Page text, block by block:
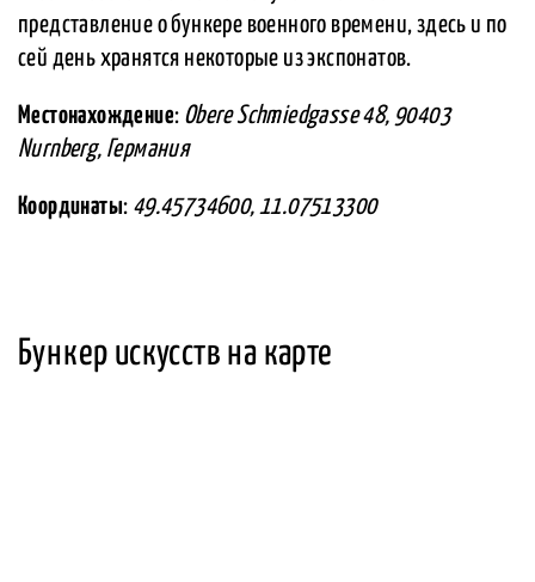
представление о бункере военного времени, здесь и по
сей день хранятся некоторые из экспонатов.
Местонахождение: Obere Schmiedgasse 48, 90403
Nurnberg, Германия
Координаты: 49.45734600, 11.07513300
Бункер искусств на карте